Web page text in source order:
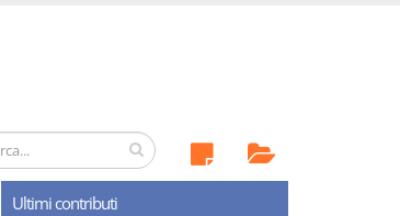
Ultimi contributi